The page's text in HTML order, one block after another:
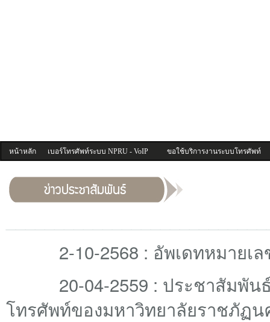
หน้าหลัก เบอร์โทรศัพท์ระบบ NPRU - VoIP ขอใช้บริการงานระบบโทรศัพท์
2-10-2568 : อัพเดทหมายเ
20-04-2559 : ประชาสัมพัน
โทรศัพท์ของมหาวิทยาลัยราชภัฏ